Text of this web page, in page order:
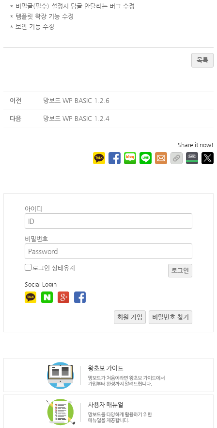
* 비밀글(필수) 설정시 답글 안달리는 버그 수정
* 템플릿 확장 기능 수정
* 보안 기능 수정
목록
이전 망보드 WP BASIC 1.2.6
다음 망보드 WP BASIC 1.2.4
Share it now!
아이디
비밀번호
로그인 상태유지 로그인
Social Login
회원 가입 비밀번호 찾기